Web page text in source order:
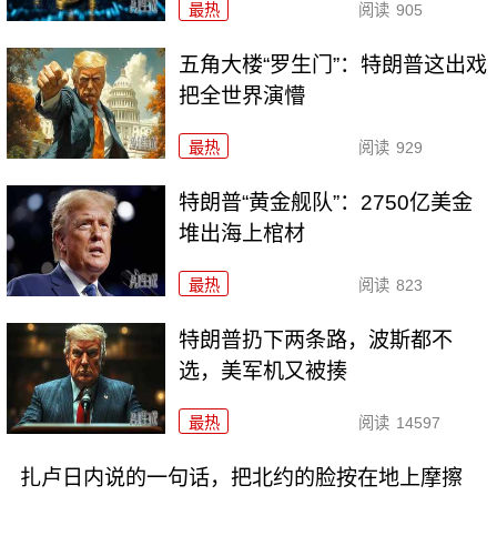
最热 阅读 905
五角大楼“罗生门”：特朗普这出戏
把全世界演懵
最热 阅读 929
特朗普“黄金舰队”：2750亿美金
堆出海上棺材
最热 阅读 823
特朗普扔下两条路，波斯都不
选，美军机又被揍
最热 阅读 14597
扎卢日内说的一句话，把北约的脸按在地上摩擦